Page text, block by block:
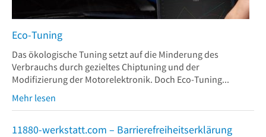
Eco-Tuning
Das ökologische Tuning setzt auf die Minderung des
Verbrauchs durch gezieltes Chiptuning und der
Modifizierung der Motorelektronik. Doch Eco-Tuning...
Mehr lesen
11880-werkstatt.com – Barrierefreiheitserklärung